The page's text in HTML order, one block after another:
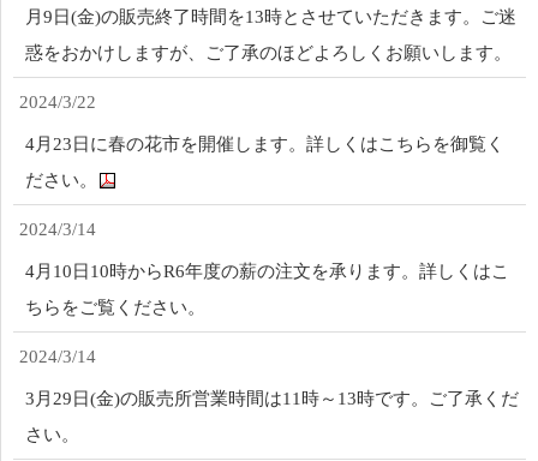
月9日(金)の販売終了時間を13時とさせていただきます。ご迷
惑をおかけしますが、ご了承のほどよろしくお願いします。
2024/3/22
4月23日に春の花市を開催します。詳しくはこちらを御覧く
ださい。
2024/3/14
4月10日10時からR6年度の薪の注文を承ります。詳しくはこ
ちらをご覧ください。
2024/3/14
3月29日(金)の販売所営業時間は11時～13時です。ご了承くだ
さい。